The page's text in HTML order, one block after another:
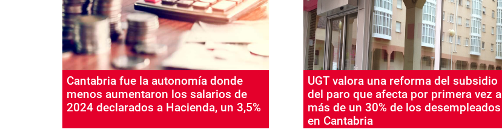
Cantabria fue la autonomía donde
menos aumentaron los salarios de
2024 declarados a Hacienda, un 3,5%
UGT valora una reforma del subsidio
del paro que afecta por primera vez a
más de un 30% de los desempleados
en Cantabria